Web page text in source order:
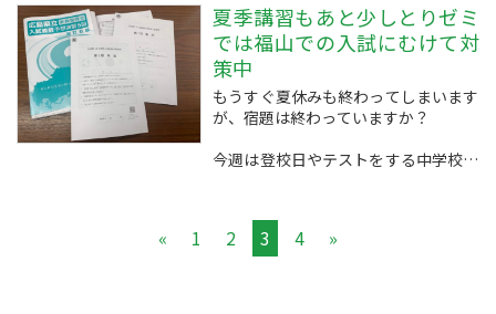
「行きたい高校がある！」などなど
いろいろな目的があると思います。
皆さんのその目標の先はどうなってい
ますか？
夢があったり、なりたいものや、やり
たいことがあるとおもいます...
夏季講習もあと少しとりゼミ
では福山での入試にむけて対
策中
もうすぐ夏休みも終わってしまいます
が、宿題は終わっていますか？
今週は登校日やテストをする中学校も
この夏の頑張りがすぐ現れるとは限り
ませんが、少しは手ごたえがあると夏
« 1 2 3 4 »